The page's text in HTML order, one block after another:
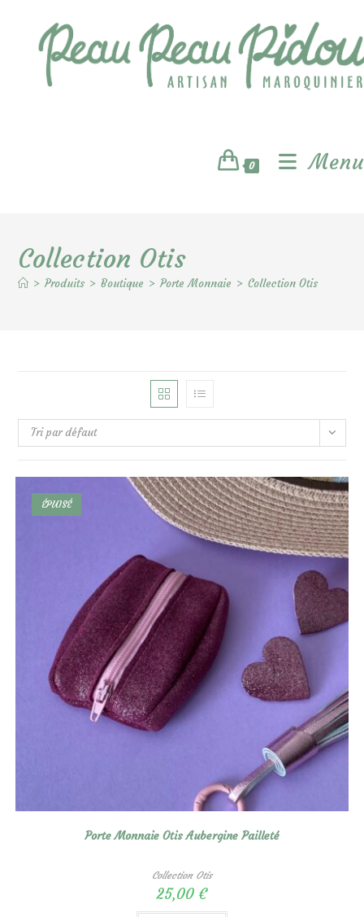
0 Menu
Collection Otis
> Produits > Boutique > Porte Monnaie > Collection Otis
Tri par défaut
ÉPUISÉ
Porte Monnaie Otis Aubergine Pailleté
Collection Otis
25,00 €